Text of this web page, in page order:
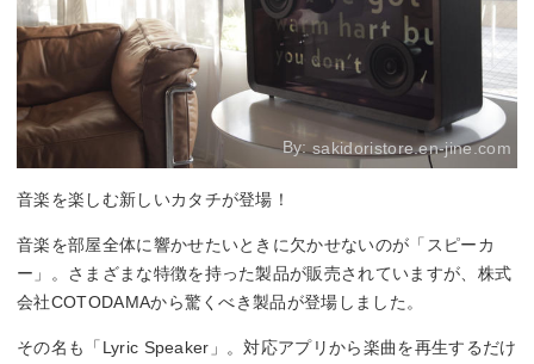
By: sakidoristore.en-jine.com
音楽を楽しむ新しいカタチが登場！
音楽を部屋全体に響かせたいときに欠かせないのが「スピーカ
ー」。さまざまな特徴を持った製品が販売されていますが、株式
会社COTODAMAから驚くべき製品が登場しました。
その名も「Lyric Speaker」。対応アプリから楽曲を再生するだけ